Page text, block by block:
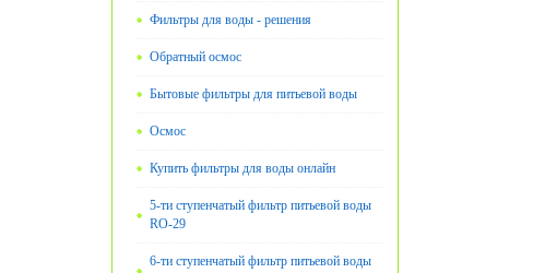
Фильтры для воды - решения
Обратный осмос
Бытовые фильтры для питьевой воды
Oсмос
Купить фильтры для воды онлайн
5-ти ступенчатый фильтр питьевой воды
RO-29
6-ти ступенчатый фильтр питьевой воды